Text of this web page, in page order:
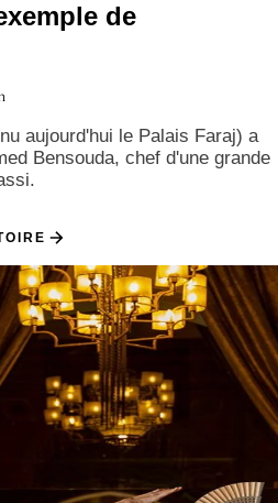
de
aujourd'hui le Palais Faraj) a
Bensouda, chef d'une grande